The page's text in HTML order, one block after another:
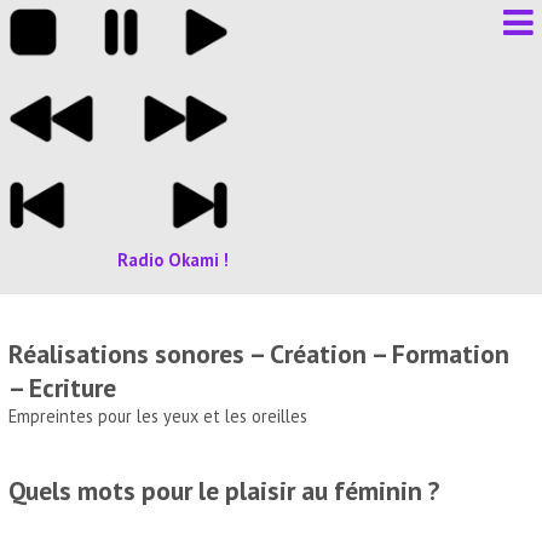
Radio Okami !
Réalisations sonores – Création – Formation
– Ecriture
Empreintes pour les yeux et les oreilles
Quels mots pour le plaisir au féminin ?